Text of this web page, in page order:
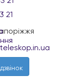
21